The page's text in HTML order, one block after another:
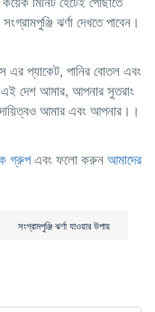
ঝর্ণা দেখতে পাবেন।
এর প্যাকেট, পানির বোতল এবং
এই দেশ আমার, আপনার সুতরাং
দায়িত্বও আমার এবং আপনার।।
গ্রুপএবং ফলো করুনআমাদের
সংগ্রামপুঞ্জি ঝর্ণা যাওয়ার উপায়